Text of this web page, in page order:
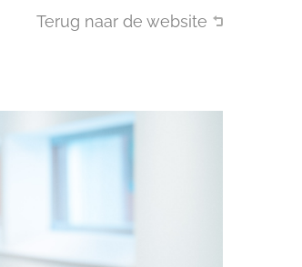
Terug naar de website